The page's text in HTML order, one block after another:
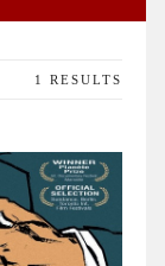
1 RESULTS